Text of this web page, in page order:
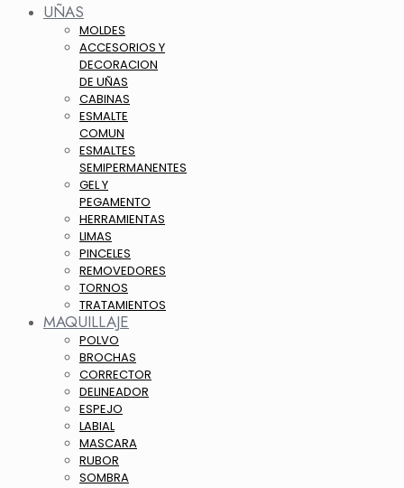
UÑAS
MOLDES
ACCESORIOS Y
DECORACION
DE UÑAS
CABINAS
ESMALTE
COMUN
ESMALTES
SEMIPERMANENTES
GEL Y
PEGAMENTO
HERRAMIENTAS
LIMAS
PINCELES
REMOVEDORES
TORNOS
TRATAMIENTOS
MAQUILLAJE
POLVO
BROCHAS
CORRECTOR
DELINEADOR
ESPEJO
LABIAL
MASCARA
RUBOR
SOMBRA